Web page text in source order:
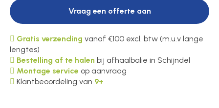
Vraag een offerte aan
Gratis verzending vanaf €100 excl. btw (m.u.v lange
lengtes)
Bestelling af te halen bij afhaalbalie in Schijndel
Montage service op aanvraag
Klantbeoordeling van 9+